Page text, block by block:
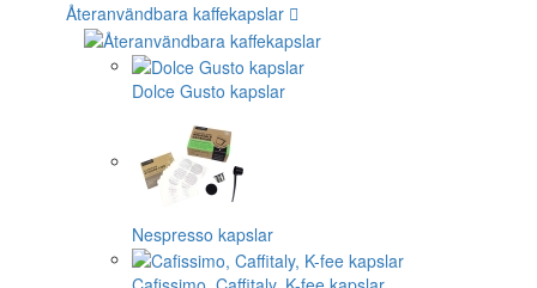
Återanvändbara kaffekapslar
Dolce Gusto kapslar
Nespresso kapslar